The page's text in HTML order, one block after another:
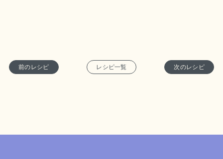
前のレシピ レシピ一覧 次のレシピ